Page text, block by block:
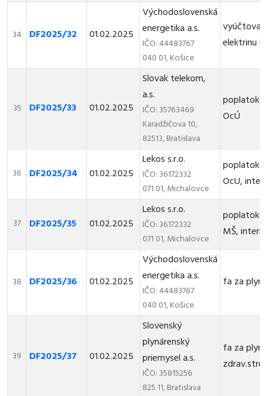
34 DF2025/32 01.02.2025
Východoslovenská
energetika a.s.
IČO: 44483767
040 01, Košice
elektrinu
35 DF2025/33 01.02.2025
Slovak telekom,
a.s.
IČO: 35763469
Karadžičova 10,
82513, Bratislava
poplatok
OcÚ
36 DF2025/34 01.02.2025
Lekos s.r.o.
IČO: 36172332
071 01, Michalovce
poplatok
OcU,
37 DF2025/35 01.02.2025
Lekos s.r.o.
IČO: 36172332
071 01, Michalovce
poplatok
MŠ,
38 DF2025/36 01.02.2025
Východoslovenská
energetika a.s.
IČO: 44483767
040 01, Košice
fa za plyn
39 DF2025/37 01.02.2025
Slovenský
plynárenský
priemysel a.s.
IČO: 35815256
825 11, Bratislava
fa za plyn